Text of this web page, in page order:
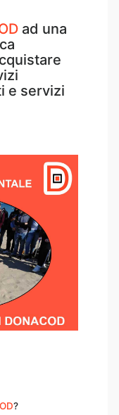
ad una
e servizi
?